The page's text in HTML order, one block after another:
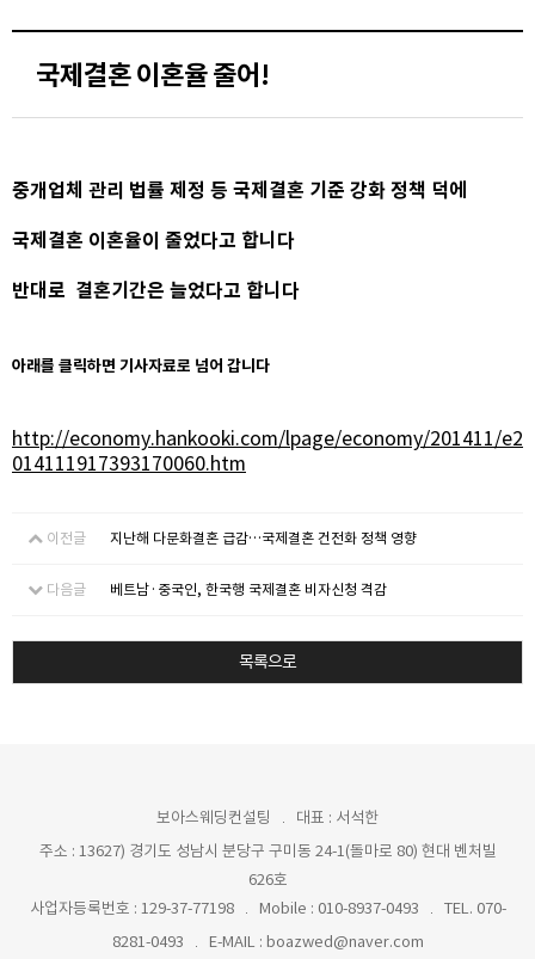
국제결혼 이혼율 줄어!
중개업체 관리 법률 제정 등 국제결혼 기준 강화 정책 덕에
국제결혼 이혼율이 줄었다고 합니다
반대로 결혼기간은 늘었다고 합니다
아래를 클릭하면 기사자료로 넘어 갑니다
http://economy.hankooki.com/lpage/economy/201411/e2
014111917393170060.htm
이전글 지난해 다문화결혼 급감…국제결혼 건전화 정책 영향
다음글 베트남·중국인, 한국행 국제결혼 비자신청 격감
목록으로
보아스웨딩컨설팅
대표 : 서석한
주소 : 13627) 경기도 성남시 분당구 구미동 24-1(돌마로 80) 현대 벤처빌
626호
사업자등록번호 : 129-37-77198
Mobile : 010-8937-0493
TEL. 070-
8281-0493
E-MAIL : boazwed@naver.com